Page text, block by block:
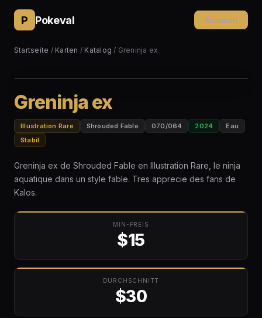
P Pokeval Scannen
Startseite / Karten / Katalog / Greninja ex
Greninja ex
Illustration Rare Shrouded Fable 070/064 2024
Eau
Stabil
Greninja ex de Shrouded Fable en Illustration Rare, le ninja
aquatique dans un style fable. Tres apprecie des fans de
Kalos.
MIN-PREIS
$15
DURCHSCHNITT
$30